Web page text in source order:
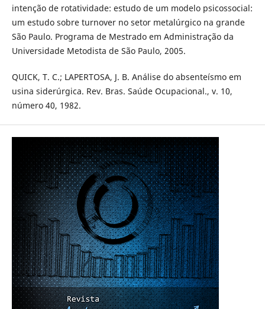
intenção de rotatividade: estudo de um modelo psicossocial:
um estudo sobre turnover no setor metalúrgico na grande
São Paulo. Programa de Mestrado em Administração da
Universidade Metodista de São Paulo, 2005.
QUICK, T. C.; LAPERTOSA, J. B. Análise do absenteísmo em
usina siderúrgica. Rev. Bras. Saúde Ocupacional., v. 10,
número 40, 1982.